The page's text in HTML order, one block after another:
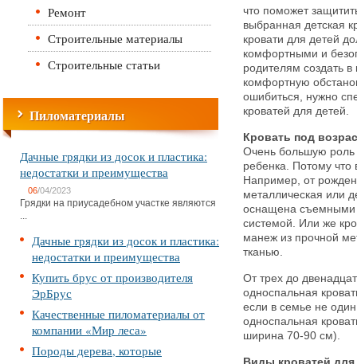
Ремонт
Строительные материалы
Строительные статьи
Пиломатериалы
Дачные грядки из досок и пластика:
недостатки и преимущества
06/04/2023
Грядки на приусадебном участке являются
...
Дачные грядки из досок и пластика:
недостатки и преимущества
Купить брус от производителя
ЭрБрус
Качественные пиломатериалы от
компании «Мир леса»
Породы дерева, которые
что поможет
выбранная детская
кровати для детей
комфортными и
родителям создать
комфортную
ошибиться, нужно
кроватей для детей.
Кровать под
Очень большую роль
ребенка. Потому что
Например, от
металлическая или
оснащена съемными
системой. Или же
манеж из прочной
тканью.
От трех до
односпальная
если в семье не
односпальная
ширина 70-90 см).